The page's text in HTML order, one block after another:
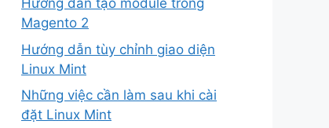
Hướng dẫn tạo module trong
Magento 2
Hướng dẫn tùy chỉnh giao diện
Linux Mint
Những việc cần làm sau khi cài
đặt Linux Mint